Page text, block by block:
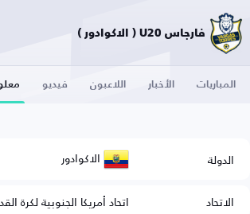
فارجاس U20 ( الاكوادور )
المباريات الأخبار اللاعبون فيديو
الدولة الاكوادور
الاتحاد
اتحاد أمريكا الجنوبية لكرة